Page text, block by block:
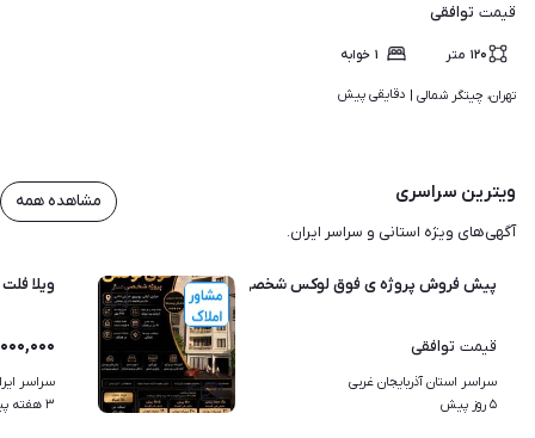
قیمت توافقی
۱۲۰ متر ۱ خوابه
تهران، چیتگر شمالی | دقایقی پیش
ویترین سراسری
آگهی‌های ویژه استانی و سراسر ایران.
مشاهده همه
۴
پیش فروش پروژه ی فوق لوکس شخصی ساز
قیمت توافقی
سراسر استان آذربایجان غربی
۵ روز پیش
ویلا فلت بمتراژ 120متر مربع
سراسر
۳ هفته پیش